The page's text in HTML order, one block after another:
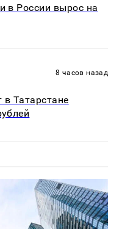
в России вырос на
8 часов назад
Татарстане